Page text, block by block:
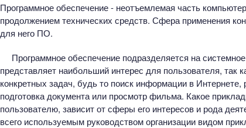
Программное обеспечение - неотъемлемая часть
продолжением технических средств. Сфера применения
для него ПО.
Программное обеспечение подразделяется на
представляет наибольший интерес для пользователя, так
конкретных задач, будь то поиск информации в
подготовка документа или просмотр фильма. Какое
пользователю, зависит от сферы его интересов и рода
всего используемым руководством организации видом